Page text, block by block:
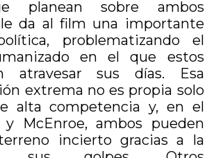
planean sobre ambos
da al film una importante
problematizando el
en el que estos
atravesar sus días. Esa
extrema no es propia solo
alta competencia y, en el
McEnroe, ambos pueden
incierto gracias a la